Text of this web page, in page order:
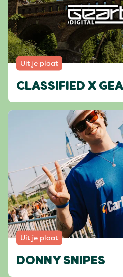
Uit je plaat
CLASSIFIED X
Uit je plaat
DONNY SNIPES